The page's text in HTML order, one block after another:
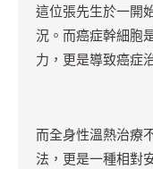
這位張先生於一開
況。而癌症幹細胞
力，更是導致癌症
而全身性溫熱治療
法，更是一種相對